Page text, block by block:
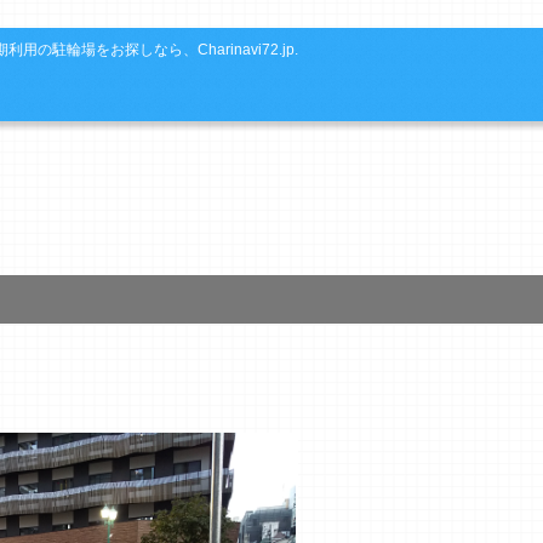
利用の駐輪場をお探しなら、Charinavi72.jp.